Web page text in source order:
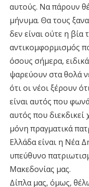
αυτούς. Να πάρουν
μήνυμα. Θα τους
δεν είναι ούτε η
αντικομφορμισμός
όσους σήμερα,
ψαρεύουν στα θολά
ότι οι νέοι ξέρουν
είναι αυτός που
αυτός που διεκδικεί
μόνη πραγματικά
Ελλάδα είναι η Νέα
υπεύθυνο
Μακεδονίας μας.
Δίπλα μας, όμως,